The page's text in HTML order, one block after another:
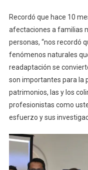
Recordó que hace 10
afectaciones a familias
personas, “nos recordó
fenómenos naturales
readaptación se
son importantes para la
patrimonios, las y los
profesionistas como
esfuerzo y sus